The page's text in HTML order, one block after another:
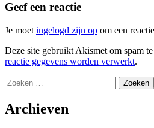
Geef een reactie
Je moet ingelogd zijn op om een
Deze site gebruikt Akismet om spam
reactie gegevens worden verwerkt.
Zoeken
naar:
Archieven